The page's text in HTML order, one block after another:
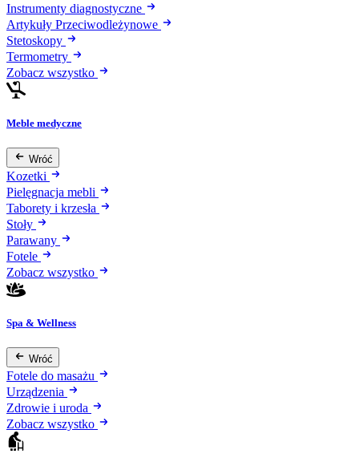
Instrumenty diagnostyczne
Artykuły Przeciwodleżynowe
Stetoskopy
Termometry
Zobacz wszystko
Meble medyczne
Wróć
Kozetki
Pielęgnacja mebli
Taborety i krzesła
Stoły
Parawany
Fotele
Zobacz wszystko
Spa & Wellness
Wróć
Fotele do masażu
Urządzenia
Zdrowie i uroda
Zobacz wszystko